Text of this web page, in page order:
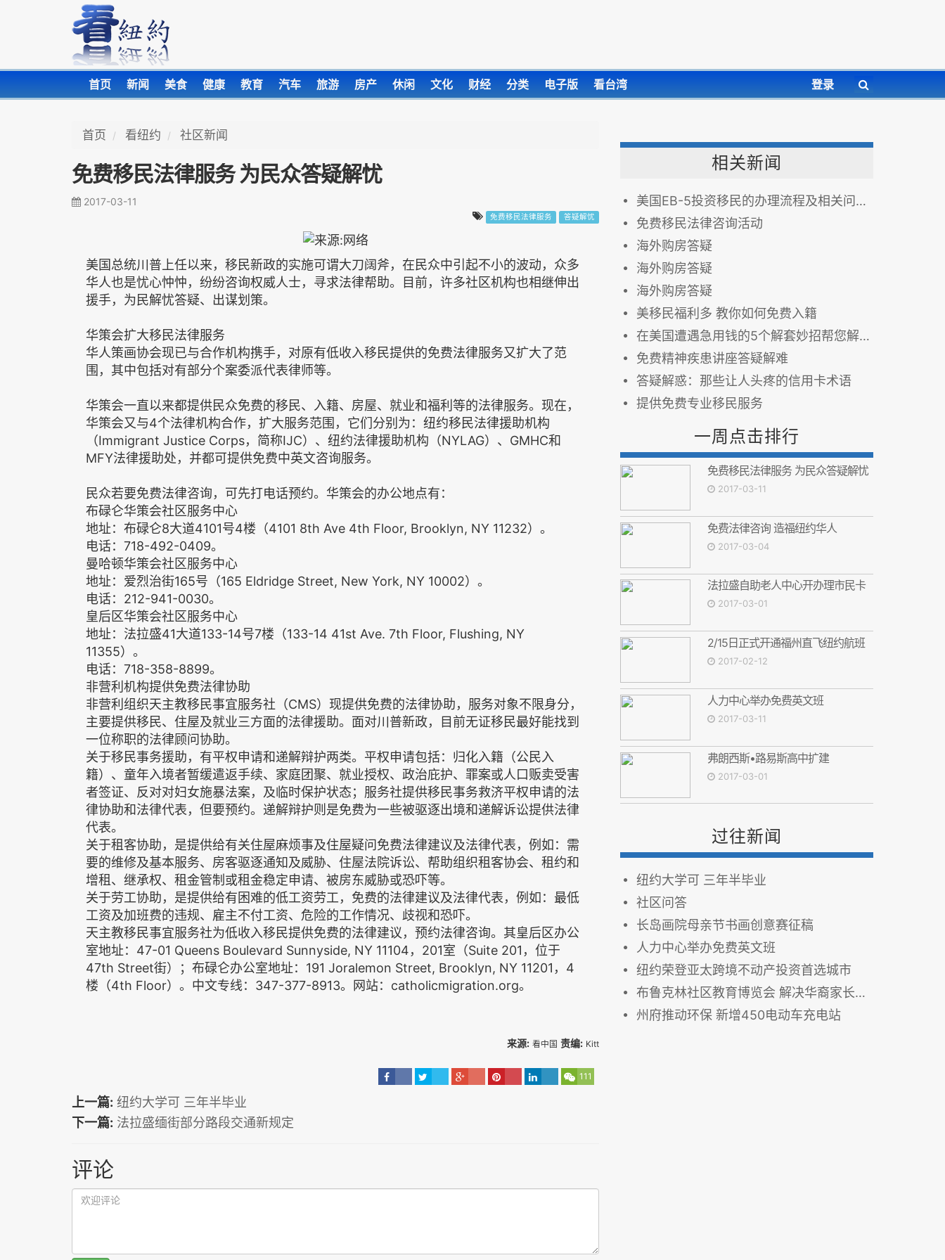
首页 新闻 美食 健康 教育 汽车 旅游 房产 休闲 文化 财经 分类 电子版 看台湾 登录
首页 看纽约 社区新闻
免费移民法律服务 为民众答疑解忧
2017-03-11
免费移民法律服务 答疑解忧
美国总统川普上任以来，移民新政的实施可谓大刀阔斧，在民众中引起不小的波动，众多
华人也是忧心忡忡，纷纷咨询权威人士，寻求法律帮助。目前，许多社区机构也相继伸出
援手，为民解忧答疑、出谋划策。
华策会扩大移民法律服务
华人策画协会现已与合作机构携手，对原有低收入移民提供的免费法律服务又扩大了范
围，其中包括对有部分个案委派代表律师等。
华策会一直以来都提供民众免费的移民、入籍、房屋、就业和福利等的法律服务。现在，
华策会又与4个法律机构合作，扩大服务范围，它们分别为：纽约移民法律援助机构
（Immigrant Justice Corps，简称IJC）、纽约法律援助机构（NYLAG）、GMHC和
MFY法律援助处，并都可提供免费中英文咨询服务。
民众若要免费法律咨询，可先打电话预约。华策会的办公地点有：
布碌仑华策会社区服务中心
地址：布碌仑8大道4101号4楼（4101 8th Ave 4th Floor, Brooklyn, NY 11232）。
电话：718-492-0409。
曼哈顿华策会社区服务中心
地址：爱烈治街165号（165 Eldridge Street, New York, NY 10002）。
电话：212-941-0030。
皇后区华策会社区服务中心
地址：法拉盛41大道133-14号7楼（133-14 41st Ave. 7th Floor, Flushing, NY
11355）。
电话：718-358-8899。
非营利机构提供免费法律协助
非营利组织天主教移民事宜服务社（CMS）现提供免费的法律协助，服务对象不限身分，
主要提供移民、住屋及就业三方面的法律援助。面对川普新政，目前无证移民最好能找到
一位称职的法律顾问协助。
关于移民事务援助，有平权申请和递解辩护两类。平权申请包括：归化入籍（公民入
籍）、童年入境者暂缓遣返手续、家庭团聚、就业授权、政治庇护、罪案或人口贩卖受害
者签证、反对对妇女施暴法案，及临时保护状态；服务社提供移民事务救济平权申请的法
律协助和法律代表，但要预约。递解辩护则是免费为一些被驱逐出境和递解诉讼提供法律
代表。
关于租客协助，是提供给有关住屋麻烦事及住屋疑问免费法律建议及法律代表，例如：需
要的维修及基本服务、房客驱逐通知及威胁、住屋法院诉讼、帮助组织租客协会、租约和
增租、继承权、租金管制或租金稳定申请、被房东威胁或恐吓等。
关于劳工协助，是提供给有困难的低工资劳工，免费的法律建议及法律代表，例如：最低
工资及加班费的违规、雇主不付工资、危险的工作情况、歧视和恐吓。
天主教移民事宜服务社为低收入移民提供免费的法律建议，预约法律咨询。其皇后区办公
室地址：47-01 Queens Boulevard Sunnyside, NY 11104，201室（Suite 201，位于
47th Street街）；布碌仑办公室地址：191 Joralemon Street, Brooklyn, NY 11201，4
楼（4th Floor）。中文专线：347-377-8913。网站：catholicmigration.org。
来源: 看中国 责编: Kitt
111
上一篇: 纽约大学可 三年半毕业
下一篇: 法拉盛缅街部分路段交通新规定
评论
相关新闻
美国EB-5投资移民的办理流程及相关问题答疑（收藏版）
免费移民法律咨询活动
海外购房答疑
海外购房答疑
海外购房答疑
美移民福利多 教你如何免费入籍
在美国遭遇急用钱的5个解套妙招帮您解忧!(图)
免费精神疾患讲座答疑解难
答疑解惑：那些让人头疼的信用卡术语
提供免费专业移民服务
一周点击排行
免费移民法律服务 为民众答疑解忧
2017-03-11
免费法律咨询 造福纽约华人
2017-03-04
法拉盛自助老人中心开办理市民卡
2017-03-01
2/15日正式开通福州直飞纽约航班
2017-02-12
人力中心举办免费英文班
2017-03-11
弗朗西斯•路易斯高中扩建
2017-03-01
过往新闻
纽约大学可 三年半毕业
社区问答
长岛画院母亲节书画创意赛征稿
人力中心举办免费英文班
纽约荣登亚太跨境不动产投资首选城市
布鲁克林社区教育博览会 解决华裔家长教育难题
州府推动环保 新增450电动车充电站